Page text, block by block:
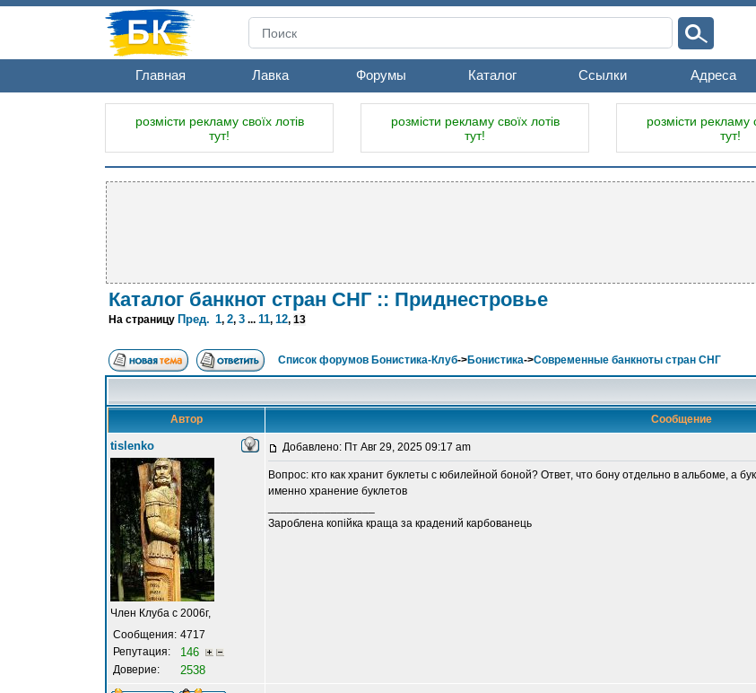
Главная Лавка Форумы Каталог Ссылки Адреса
розмісти рекламу своїх лотів
тут!
розмісти рекламу своїх лотів
тут!
розмісти рекламу
тут!
Каталог банкнот стран СНГ :: Приднестровье
На страницу Пред. 1, 2, 3 ... 11, 12, 13
Список форумов Бонистика-Клуб->Бонистика->Современные банкноты стран СНГ
Автор Сообщение
tislenko
Член Клуба с 2006г,
Сообщения: 4717
Репутация:
146
Доверие: 2538
Добавлено: Пт Авг 29, 2025 09:17 am
Вопрос: кто как хранит буклеты с юбилейной боной? Ответ, что бону отдельно в альбоме, а
именно хранение буклетов
Зароблена копійка краща за крадений карбованець